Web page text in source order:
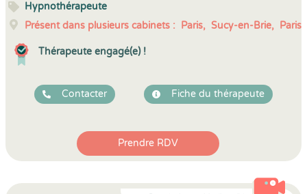
Hypnothérapeute
Présent dans plusieurs cabinets : Paris, Sucy-en-Brie, Paris
Thérapeute engagé(e) !
Contacter Fiche du thérapeute
Prendre RDV